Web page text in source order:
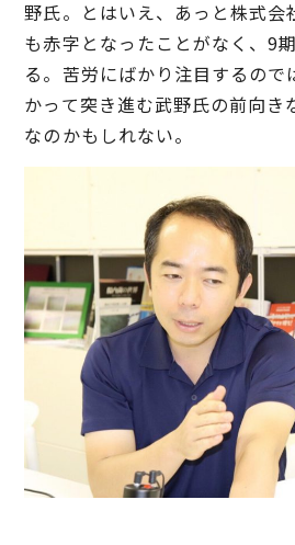
野氏。とはいえ、あっと株式会
も赤字となったことがなく、9
る。苦労にばかり注目するので
かって突き進む武野氏の前向き
なのかもしれない。